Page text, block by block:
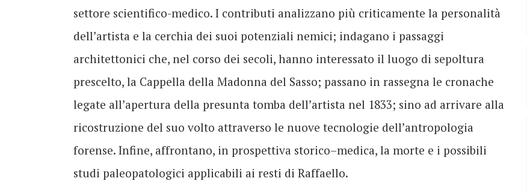
settore scientifico-medico. I contributi analizzano più criticamente la personalità
dell’artista e la cerchia dei suoi potenziali nemici; indagano i passaggi
architettonici che, nel corso dei secoli, hanno interessato il luogo di sepoltura
prescelto, la Cappella della Madonna del Sasso; passano in rassegna le cronache
legate all’apertura della presunta tomba dell’artista nel 1833; sino ad arrivare alla
ricostruzione del suo volto attraverso le nuove tecnologie dell’antropologia
forense. Infine, affrontano, in prospettiva storico–medica, la morte e i possibili
studi paleopatologici applicabili ai resti di Raffaello.